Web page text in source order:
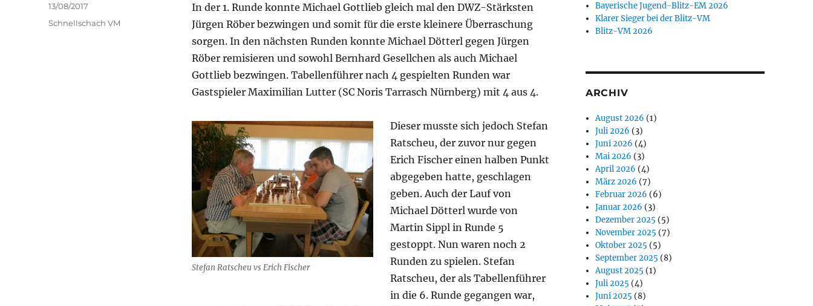
In der 1. Runde konnte Michael Gottlieb gleich mal den DWZ-Stärksten
Jürgen Röber bezwingen und somit für die erste kleinere Überraschung
sorgen. In den nächsten Runden konnte Michael Dötterl gegen Jürgen
Röber remisieren und sowohl Bernhard Gesellchen als auch Michael
Gottlieb bezwingen. Tabellenführer nach 4 gespielten Runden war
Gastspieler Maximilian Lutter (SC Noris Tarrasch Nürnberg) mit 4 aus 4.
Stefan Ratscheu vs Erich Fischer
Dieser musste sich jedoch Stefan
Ratscheu, der zuvor nur gegen
Erich Fischer einen halben Punkt
abgegeben hatte, geschlagen
geben. Auch der Lauf von
Michael Dötterl wurde von
Martin Sippl in Runde 5
gestoppt. Nun waren noch 2
Runden zu spielen. Stefan
Ratscheu, der als Tabellenführer
in die 6. Runde gegangen war,
Veröffentlicht
am
13/08/2017
Kategorien
Schnellschach VM
Bayerische Jugend-Blitz-EM 2026
Klarer Sieger bei der Blitz-VM
Blitz-VM 2026
ARCHIV
August 2026 (1)
Juli 2026 (3)
Juni 2026 (4)
Mai 2026 (3)
April 2026 (4)
März 2026 (7)
Februar 2026 (6)
Januar 2026 (3)
Dezember 2025 (5)
November 2025 (7)
Oktober 2025 (5)
September 2025 (8)
August 2025 (1)
Juli 2025 (4)
Juni 2025 (8)